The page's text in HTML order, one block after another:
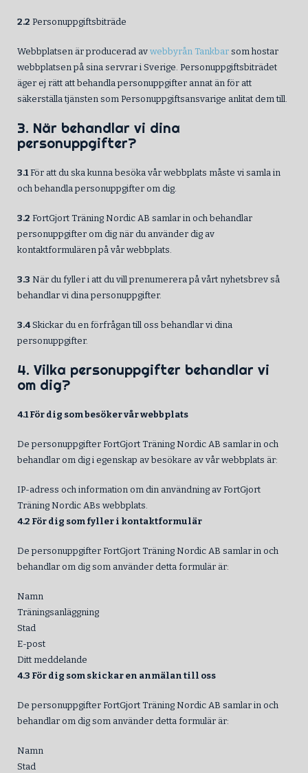
2.2 Personuppgiftsbiträde
Webbplatsen är producerad av webbyrån Tankbar som hostar
webbplatsen på sina servrar i Sverige. Personuppgiftsbiträdet
äger ej rätt att behandla personuppgifter annat än för att
säkerställa tjänsten som Personuppgiftsansvarige anlitat dem till.
3. När behandlar vi dina
personuppgifter?
3.1För att du ska kunna besöka vår webbplats måste vi samla in
och behandla personuppgifter om dig.
3.2 FortGjort Träning Nordic AB samlar in och behandlar
personuppgifter om dig när du använder dig av
kontaktformulären på vår webbplats.
3.3 När du fyller i att du vill prenumerera på vårt nyhetsbrev så
behandlar vi dina personuppgifter.
3.4Skickar du en förfrågan till oss behandlar vi dina
personuppgifter.
4. Vilka personuppgifter behandlar vi
om dig?
4.1 För dig som besöker vår webbplats
De personuppgifter FortGjort Träning Nordic AB samlar in och
behandlar om dig i egenskap av besökare av vår webbplats är:
IP-adress och information om din användning av FortGjort
Träning Nordic ABs webbplats.
4.2 För dig som fyller i kontaktformulär
De personuppgifter FortGjort Träning Nordic AB samlar in och
behandlar om dig som använder detta formulär är:
Namn
Träningsanläggning
Stad
E-post
Ditt meddelande
4.3 För dig som skickar en anmälan till oss
De personuppgifter FortGjort Träning Nordic AB samlar in och
behandlar om dig som använder detta formulär är:
Namn
Stad